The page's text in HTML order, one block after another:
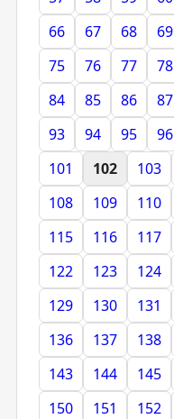
66
67 68 69
75
76 77 78
84
85 86 87
93
94 95 96
101
102 103
108
109 110
115
116 117
122
123 124
129
130 131
136
137 138
143
144 145
150
151 152